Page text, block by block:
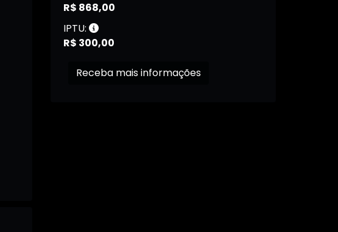
R$ 868,00
IPTU:
R$ 300,00
Receba mais informações